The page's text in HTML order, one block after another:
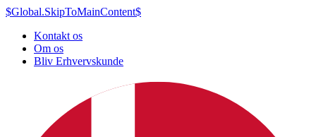
$Global.SkipToMainContent$
Kontakt os
Om os
Bliv Erhvervskunde